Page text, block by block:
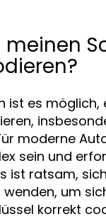
meinen
ist es möglich,
moderne
sein und
ist ratsam,
um
korrekt